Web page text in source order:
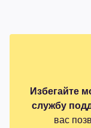
Избегайте
службу
вас